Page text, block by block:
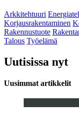
Arkkitehtuuri
Korjausrakentaminen
Rakennustuote
Talous Työelämä
Uutisissa nyt
Uusimmat artikkelit